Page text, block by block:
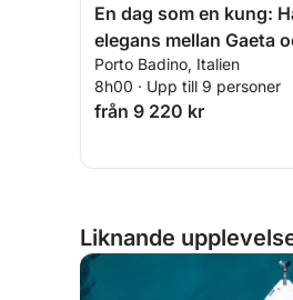
En dag som en kung:
elegans mellan Gaeta
Sabaudia-udden
Porto Badino, Italien
8h00 · Upp till 9 personer
från 9 220 kr
Liknande